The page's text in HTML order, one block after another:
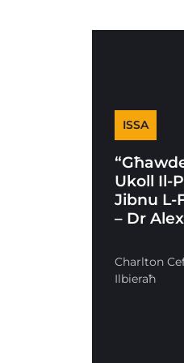
ISSA
Ukoll Il-
Jibnu L-
– Dr
Charlton
Ilbieraħ